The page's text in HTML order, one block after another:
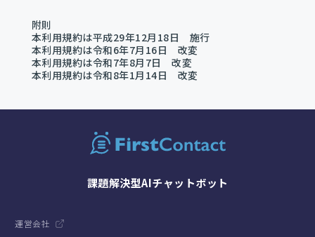
附則
本利用規約は平成29年12月18日 施行
本利用規約は令和6年7月16日 改変
本利用規約は令和7年8月7日 改変
本利用規約は令和8年1月14日 改変
課題解決型AIチャットボット
運営会社